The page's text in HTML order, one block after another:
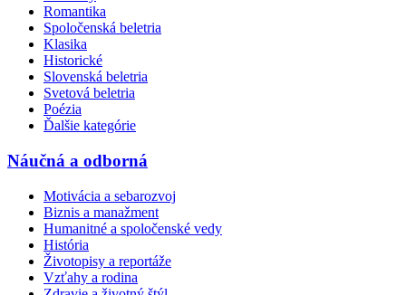
Romantika
Spoločenská beletria
Klasika
Historické
Slovenská beletria
Svetová beletria
Poézia
Ďalšie kategórie
Náučná a odborná
Motivácia a sebarozvoj
Biznis a manažment
Humanitné a spoločenské vedy
História
Životopisy a reportáže
Vzťahy a rodina